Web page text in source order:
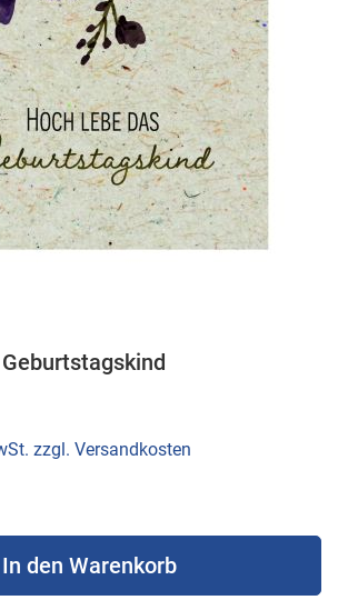
zzgl. Versandkosten
In den Warenkorb